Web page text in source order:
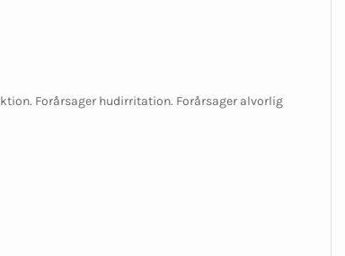
Forårsager hudirritation. Forårsager alvorlig